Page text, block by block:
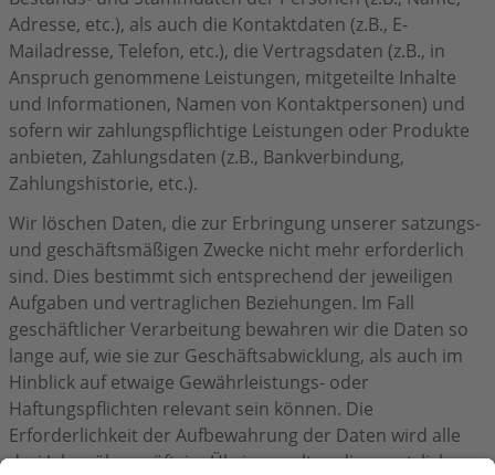
Adresse, etc.), als auch die Kontaktdaten (z.B., E-
Mailadresse, Telefon, etc.), die Vertragsdaten (z.B., in
Anspruch genommene Leistungen, mitgeteilte Inhalte
und Informationen, Namen von Kontaktpersonen) und
sofern wir zahlungspflichtige Leistungen oder Produkte
anbieten, Zahlungsdaten (z.B., Bankverbindung,
Zahlungshistorie, etc.).
Wir löschen Daten, die zur Erbringung unserer satzungs-
und geschäftsmäßigen Zwecke nicht mehr erforderlich
sind. Dies bestimmt sich entsprechend der jeweiligen
Aufgaben und vertraglichen Beziehungen. Im Fall
geschäftlicher Verarbeitung bewahren wir die Daten so
lange auf, wie sie zur Geschäftsabwicklung, als auch im
Hinblick auf etwaige Gewährleistungs- oder
Haftungspflichten relevant sein können. Die
Erforderlichkeit der Aufbewahrung der Daten wird alle
drei Jahre überprüft; im Übrigen gelten die gesetzlichen